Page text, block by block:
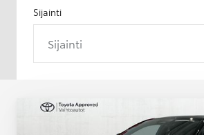
Sijainti
Sijainti